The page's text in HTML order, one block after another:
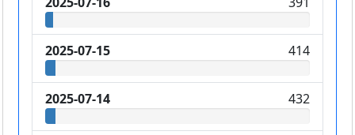
2025-07-15 414
2025-07-14 432